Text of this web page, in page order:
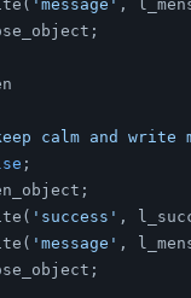
'message' ,
calm and write
;
'success' ,
'message' ,